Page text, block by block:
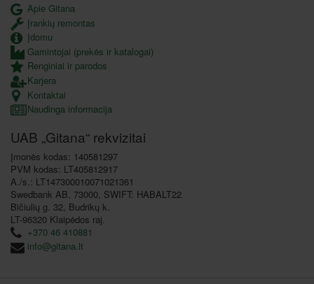
Apie Gitana
Įrankių remontas
Įdomu
Gamintojai (prekės ir katalogai)
Renginiai ir parodos
Karjera
Kontaktai
Naudinga informacija
UAB „Gitana“ rekvizitai
Įmonės kodas: 140581297
PVM kodas: LT405812917
A./s.: LT147300010071021361
Swedbank AB, 73000, SWIFT: HABALT22
Bičiulių g. 32, Budrikų k.
LT-96320 Klaipėdos raj.
+370 46 410881
info@gitana.lt